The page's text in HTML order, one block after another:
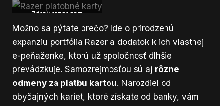
Zdroj: razer.com
Možno sa pýtate prečo? Ide o prirodzenú
expanziu portfólia Razer a dodatok k ich vlastnej
e-peňaženke, ktorú už spoločnosť dlhšie
prevádzkuje. Samozrejmosťou sú aj rôzne
odmeny za platbu kartou. Narozdiel od
obyčajných kariet, ktoré získate od banky, vám